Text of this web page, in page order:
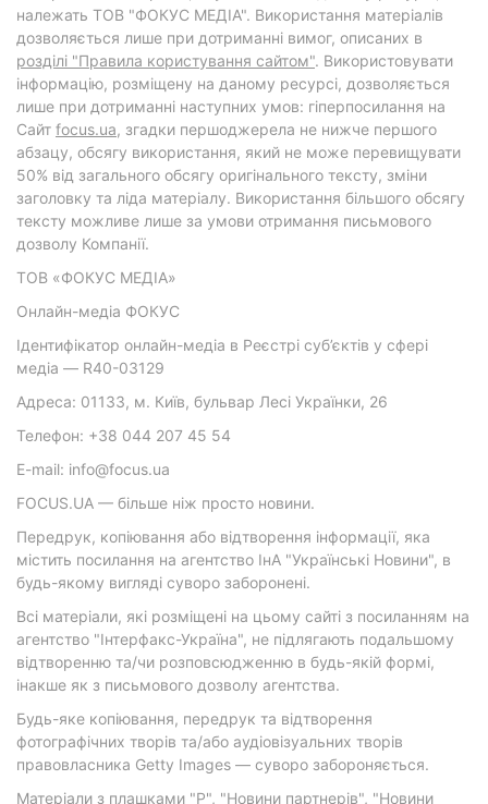
належать ТОВ "ФОКУС МЕДІА". Використання матеріалів
дозволяється лише при дотриманні вимог, описаних в
розділі "Правила користування сайтом". Використовувати
інформацію, розміщену на даному ресурсі, дозволяється
лише при дотриманні наступних умов: гіперпосилання на
Cайт focus.ua, згадки першоджерела не нижче першого
абзацу, обсягу використання, який не може перевищувати
50% від загального обсягу оригінального тексту, зміни
заголовку та ліда матеріалу. Використання більшого обсягу
тексту можливе лише за умови отримання письмового
дозволу Компанії.
ТОВ «ФОКУС МЕДІА»
Онлайн-медіа ФОКУС
Ідентифікатор онлайн-медіа в Реєстрі суб’єктів у сфері
медіа — R40-03129
Адреса: 01133, м. Київ, бульвар Лесі Українки, 26
Телефон: +38 044 207 45 54
E-mail: info@focus.ua
FOCUS.UA — більше ніж просто новини.
Передрук, копіювання або відтворення інформації, яка
містить посилання на агентство ІнА "Українські Новини", в
будь-якому вигляді суворо заборонені.
Всі матеріали, які розміщені на цьому сайті з посиланням на
агентство "Інтерфакс-Україна", не підлягають подальшому
відтворенню та/чи розповсюдженню в будь-якій формі,
інакше як з письмового дозволу агентства.
Будь-яке копіювання, передрук та відтворення
фотографічних творів та/або аудіовізуальних творів
правовласника Getty Images — суворо забороняється.
Матеріали з плашками "Р", "Новини партнерів", "Новини